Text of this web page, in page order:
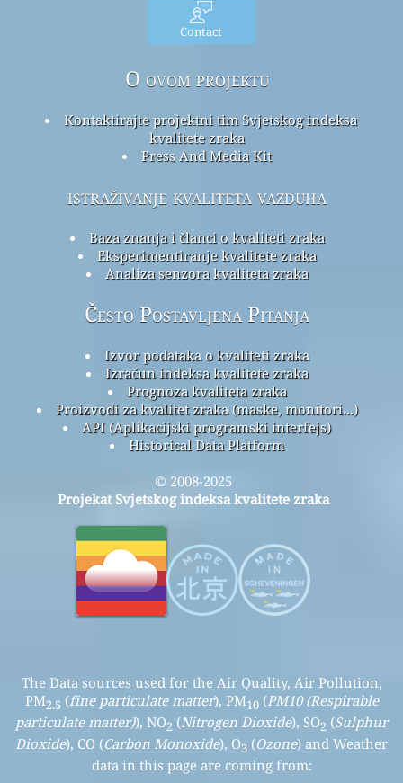
Contact
O ovom projektu
Kontaktirajte projektni tim Svjetskog indeksa
kvalitete zraka
Press And Media Kit
istraživanje kvaliteta vazduha
Baza znanja i članci o kvaliteti zraka
Eksperimentiranje kvalitete zraka
Analiza senzora kvaliteta zraka
Često Postavljena Pitanja
Izvor podataka o kvaliteti zraka
Izračun indeksa kvalitete zraka
Prognoza kvaliteta zraka
Proizvodi za kvalitet zraka (maske, monitori...)
API (Aplikacijski programski interfejs)
Historical Data Platform
© 2008-2025
Projekat Svjetskog indeksa kvalitete zraka
The Data sources used for the Air Quality, Air Pollution,
PM2.5 (fine particulate matter), PM10(PM10 (Respirable
particulate matter)), NO2 (Nitrogen Dioxide), SO2 (Sulphur
Dioxide), CO (Carbon Monoxide), O3 (Ozone) and Weather
data in this page are coming from: